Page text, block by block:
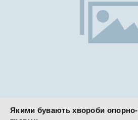
Якими бувають хвороби опорно-